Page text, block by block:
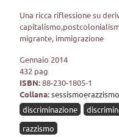
Una ricca riflessione su
migrante, immigrazione
Gennaio 2014
432 pag
ISBN:88-230-1805-1
Collana:sessismoerazzismo
discriminazione
razzismo